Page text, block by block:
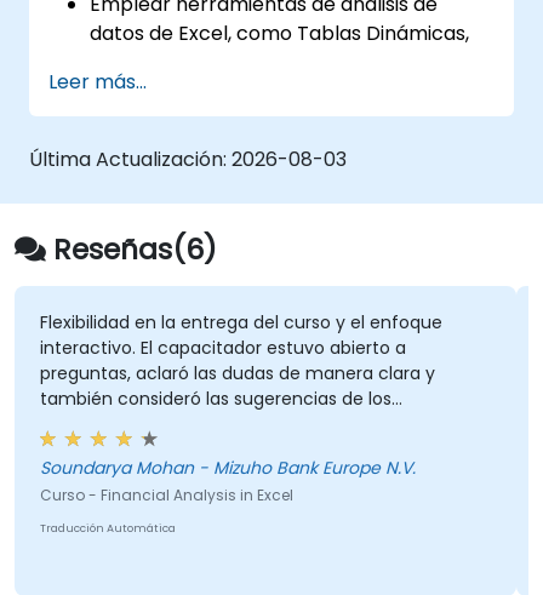
datos de Excel, como Tablas Dinámicas,
resumir y visualizar datos.
Crear y personalizar visualizaciones de
datos mediante gráficos y diagramas de
Aplicar la validación de datos y el formato
condicional de Excel para garantizar la
calidad de los datos y resaltar hallazgos
relevantes.
Utilizar las funciones de importación y
exportación de datos de Excel para
conectarse a fuentes de datos externas y
compartir información con otros.
Leer más...
Última Actualización: 2026-08-03
Reseñas(6)
Flexibilidad en la entrega del curso y el enfoque
interactivo. El capacitador estuvo abierto a
preguntas, aclaró las dudas de manera clara y
también consideró las sugerencias de los
participantes durante las sesiones. La formación
estaba bien estructurada e informativa.
Soundarya Mohan - Mizuho Bank Europe N.V.
Curso - Financial Analysis in Excel
Traducción Automática